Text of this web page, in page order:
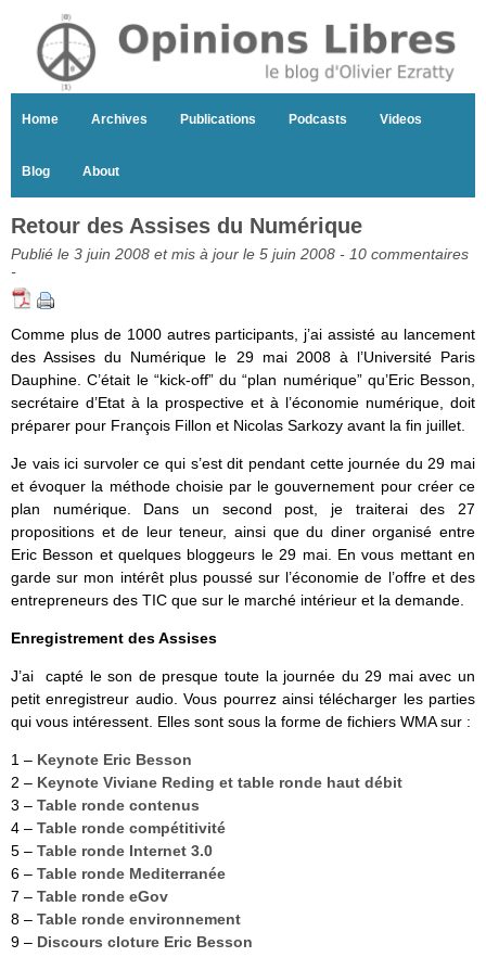
Home Archives Publications Podcasts Videos
Blog About
Retour des Assises du Numérique
Publié le 3 juin 2008 et mis à jour le 5 juin 2008 - 10 commentaires
-
Comme plus de 1000 autres participants, j’ai assisté au lancement
des Assises du Numérique le 29 mai 2008 à l’Université Paris
Dauphine. C’était le “kick-off” du “plan numérique” qu’Eric Besson,
secrétaire d’Etat à la prospective et à l’économie numérique, doit
préparer pour François Fillon et Nicolas Sarkozy avant la fin juillet.
Je vais ici survoler ce qui s’est dit pendant cette journée du 29 mai
et évoquer la méthode choisie par le gouvernement pour créer ce
plan numérique. Dans un second post, je traiterai des 27
propositions et de leur teneur, ainsi que du diner organisé entre
Eric Besson et quelques bloggeurs le 29 mai. En vous mettant en
garde sur mon intérêt plus poussé sur l’économie de l’offre et des
entrepreneurs des TIC que sur le marché intérieur et la demande.
Enregistrement des Assises
J’ai capté le son de presque toute la journée du 29 mai avec un
petit enregistreur audio. Vous pourrez ainsi télécharger les parties
qui vous intéressent. Elles sont sous la forme de fichiers WMA sur :
1 – Keynote Eric Besson
2 – Keynote Viviane Reding et table ronde haut débit
3 – Table ronde contenus
4 – Table ronde compétitivité
5 – Table ronde Internet 3.0
6 – Table ronde Mediterranée
7 – Table ronde eGov
8 – Table ronde environnement
9 – Discours cloture Eric Besson